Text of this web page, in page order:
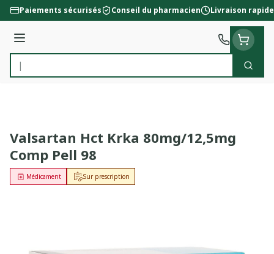
Aller au contenu
Paiements sécurisés Conseil du pharmacien Livraison rapide
Menu
Rechercher
Valsartan Hct Krka 80mg/12,5mg
Comp Pell 98
Sur prescription
Médicament